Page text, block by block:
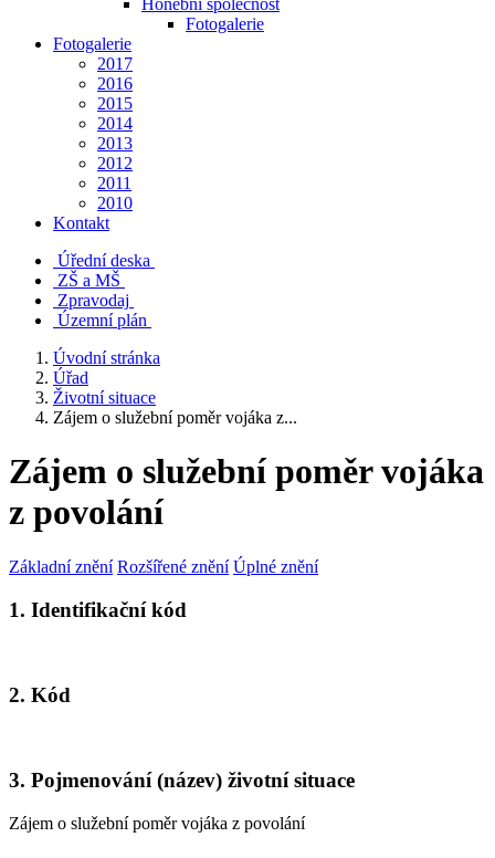
Honební společnost
Fotogalerie
Fotogalerie
2017
2016
2015
2014
2013
2012
2011
2010
Kontakt
Úřední deska
ZŠ a MŠ
Zpravodaj
Územní plán
Úvodní stránka
Úřad
Životní situace
Zájem o služební poměr vojáka z...
Zájem o služební poměr vojáka
z povolání
Základní znění Rozšířené znění Úplné znění
1. Identifikační kód
2. Kód
3. Pojmenování (název) životní situace
Zájem o služební poměr vojáka z povolání